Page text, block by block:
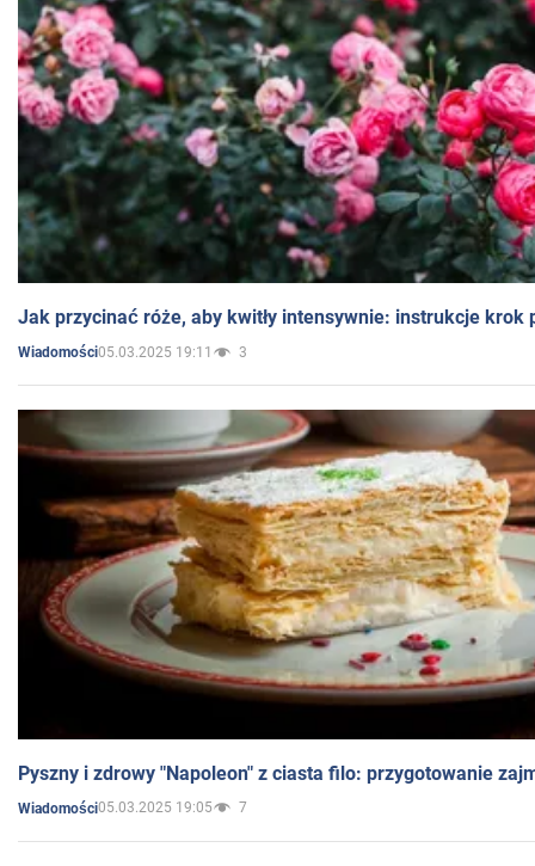
Jak przycinać róże, aby kwitły intensywnie: instrukcje krok
Wiadomości05.03.2025 19:11 3
Pyszny i zdrowy "Napoleon" z ciasta filo: przygotowanie
Wiadomości05.03.2025 19:05 7